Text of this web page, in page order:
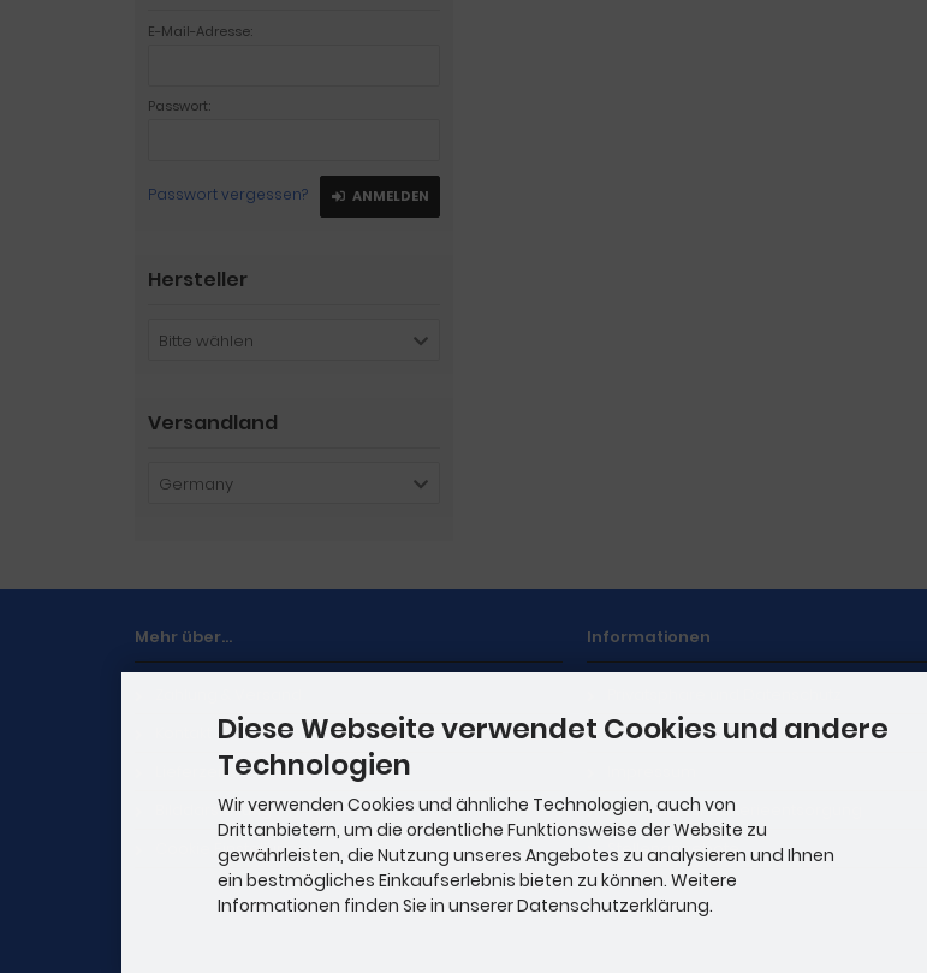
E-Mail-Adresse:
Passwort:
Passwort vergessen? ANMELDEN
Hersteller
Bitte wählen
Versandland
Germany
Mehr über...
Lieferzeit
Bilddarstellung
Cookie Einstellungen
Informationen
Unsere AGB
Hinweise zur Batterieentsorgung
Stellenangebote
Diese Webseite verwendet Cookies und andere
Technologien
Wir verwenden Cookies und ähnliche Technologien, auch von
Drittanbietern, um die ordentliche Funktionsweise der Website zu
gewährleisten, die Nutzung unseres Angebotes zu analysieren und Ihnen
ein bestmögliches Einkaufserlebnis bieten zu können. Weitere
Informationen finden Sie in unserer Datenschutzerklärung.